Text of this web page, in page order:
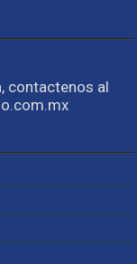
contactenos al